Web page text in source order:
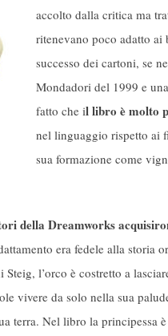
accolto dalla critica ma
ritenevano poco adatto
successo dei cartoni, se
Mondadori del 1999 e
fatto che il libro è molto
nel linguaggio rispetto ai
sua formazione come
della Dreamworks
era fedele alla storia
l’orco è costretto a
vivere da solo nella sua
terra. Nel libro la principessa